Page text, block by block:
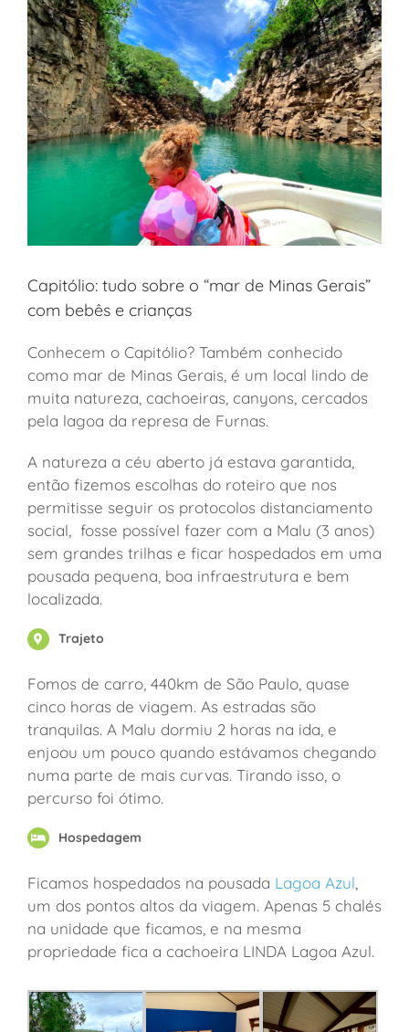
Capitólio: tudo sobre o “mar de Minas Gerais”
com bebês e crianças
Conhecem o Capitólio? Também conhecido
como mar de Minas Gerais, é um local lindo de
muita natureza, cachoeiras, canyons, cercados
pela lagoa da represa de Furnas.
A natureza a céu aberto já estava garantida,
então fizemos escolhas do roteiro que nos
permitisse seguir os protocolos distanciamento
social, fosse possível fazer com a Malu (3 anos)
sem grandes trilhas e ficar hospedados em uma
pousada pequena, boa infraestrutura e bem
localizada.
Trajeto
Fomos de carro, 440km de São Paulo, quase
cinco horas de viagem. As estradas são
tranquilas. A Malu dormiu 2 horas na ida, e
enjoou um pouco quando estávamos chegando
numa parte de mais curvas. Tirando isso, o
percurso foi ótimo.
Hospedagem
Ficamos hospedados na pousada Lagoa Azul
um dos pontos altos da viagem. Apenas 5 chalés
na unidade que ficamos, e na mesma
propriedade fica a cachoeira LINDA Lagoa Azul.